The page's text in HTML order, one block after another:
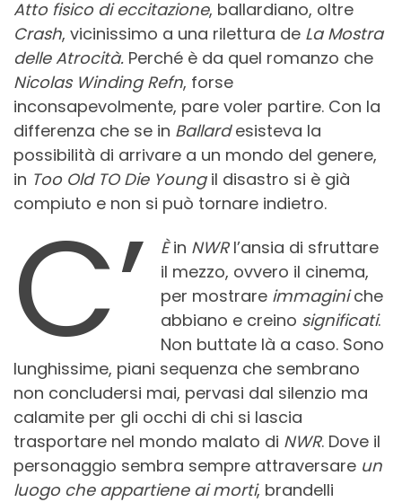
Atto fisico di eccitazione, ballardiano, oltre
Crash, vicinissimo a una rilettura de La Mostra
delle Atrocità. Perché è da quel romanzo che
Nicolas Winding Refn, forse
inconsapevolmente, pare voler partire. Con la
differenza che se in Ballardesisteva la
possibilità di arrivare a un mondo del genere,
in Too Old TO Die Youngil disastro si è già
compiuto e non si può tornare indietro.
C’ Èin NWRl’ansia di sfruttare
il mezzo, ovvero il cinema,
per mostrare immaginiche
abbiano e creino significati.
Non buttate là a caso. Sono
lunghissime, piani sequenza che sembrano
non concludersi mai, pervasi dal silenzio ma
calamite per gli occhi di chi si lascia
trasportare nel mondo malato di NWR. Dove il
personaggio sembra sempre attraversare un
luogo che appartiene ai morti, brandelli